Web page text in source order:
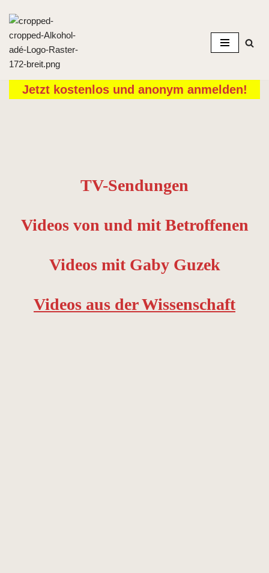
Zum
Inhalt
springen
Jetzt kostenlos und anonym anmelden!
TV-Sendungen
Videos von und mit Betroffenen
Videos mit Gaby Guzek
Videos aus der Wissenschaft